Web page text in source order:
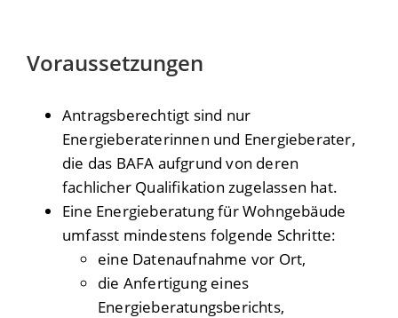
Voraussetzungen
Antragsberechtigt sind nur
Energieberaterinnen und Energieberater,
die das BAFA aufgrund von deren
fachlicher Qualifikation zugelassen hat.
Eine Energieberatung für Wohngebäude
umfasst mindestens folgende Schritte:
eine Datenaufnahme vor Ort,
die Anfertigung eines
Energieberatungsberichts,